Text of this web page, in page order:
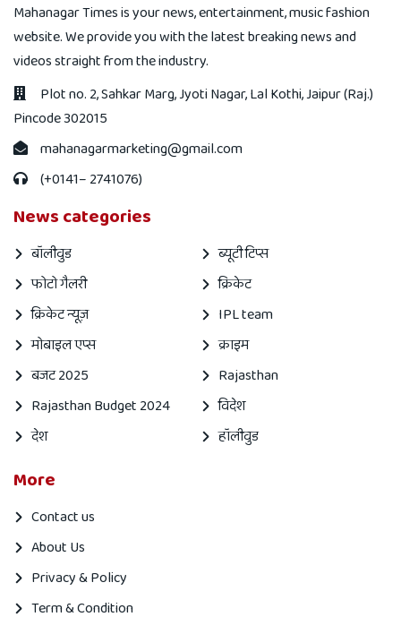
Mahanagar Times is your news, entertainment, music fashion
website. We provide you with the latest breaking news and
videos straight from the industry.
Plot no. 2, Sahkar Marg, Jyoti Nagar, Lal Kothi, Jaipur (Raj.)
Pincode 302015
mahanagarmarketing@gmail.com
(+0141– 2741076)
News categories
बॉलीवुड
ब्यूटी टिप्स
फोटो गैलरी
क्रिकेट
क्रिकेट न्यूज़
IPL team
मोबाइल एप्स
क्राइम
बजट 2025
Rajasthan
Rajasthan Budget 2024
विदेश
देश
हॉलीवुड
More
Contact us
About Us
Privacy & Policy
Term & Condition